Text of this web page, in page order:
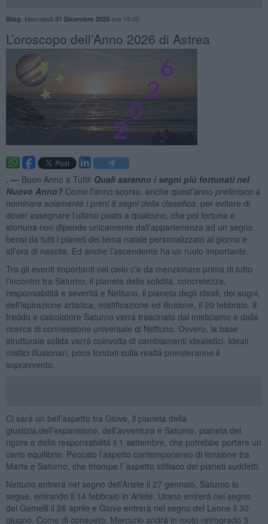
Blog Mercoledì 31 Dicembre 2025ore 19:00
​L’oroscopo dell’Anno 2026 di Astrea
. — Buon Anno a Tutti! Quali saranno i segni piú fortunati nel
Nuovo Anno?Come l’anno scorso, anche quest’anno preferisco a
nominare solamente i primi 8 segni della classifica , per evitare di
dover assegnare l’ultimo posto a qualcuno, che poi fortuna e
sfortuna non dipende unicamente dall’appartenenza ad un segno,
bensi da tutti i pianeti del tema natale personalizzato al giorno e
all’ora di nascita. Ed anche l’ascendente ha un ruolo importante.
Tra gli eventi importanti nel cielo c’e da menzionare prima di tutto
l’incontro tra Saturno, il pianeta della soliditá, concretezza,
responsabilitá e severitá e Nettuno, il pianeta degli ideali, dei sogni,
dell’ispirazione artistica, mistificazione ed illusione, il 20 febbraio. Il
freddo e calcolatore Saturno verrá trascinato dal misticismo e dalla
ricerca di connessione universale di Nettuno. Ovvero, la base
strutturale solida verrá coinvolta di cambiamenti idealistici. Ideali
mistici illusionari, poco fondati sulla realtá prenderanno il
sopravvento.
Ci sará un bell’aspetto tra Giove, il pianeta della
giustizia,dell’espansione, dell’avventura e Saturno, pianeta del
rigore e della responsabilitá il 1 settembre, che potrebbe portare un
certo equilibrio. Peccato l’aspetto contemporaneo di tensione tra
Marte e Saturno, che irrompe l’ aspetto idilliaco dei pianeti suddetti.
Nettuno entrerá nel segno dell’Ariete il 27 gennaio, Saturno lo
segue, entrando il 14 febbraio in Ariete. Urano entrerá nel segno
dei Gemelli il 26 aprile e Giove entrerà nel segno del Leone il 30
giugno. Come di consueto, Mercurio andrá in moto retrogrado 3